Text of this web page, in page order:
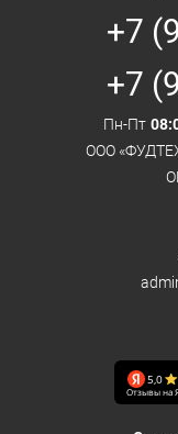
+7
+7
Пн-Пт
ООО
5,0
Отзывы на